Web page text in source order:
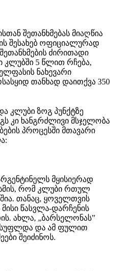
შეთანხმებას მიაღწია
შესახებ ოფიციალურად
ძირითადი
კლუბში 5 წლით რჩება,
ნახევარი
თანხად დაითქვა 350
კლუბი ზოგ პუნქტზე
კი ხანგრძლივი მსჯელობა
პროცესში მთავარი
მყისიერად
რომ კლუბი რთულ
თანაც, ყოველთვის
წასვლა-დარჩენის
ახლა, „ბარსელონას”
და ამ ფულით
შეიძინოს.